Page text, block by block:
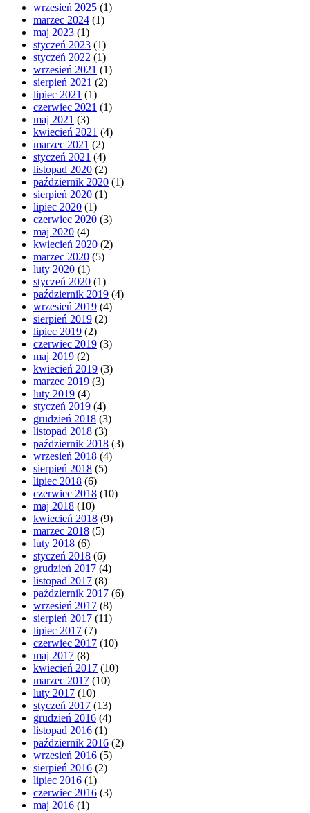
wrzesień 2025 (1)
marzec 2024 (1)
maj 2023 (1)
styczeń 2023 (1)
styczeń 2022 (1)
wrzesień 2021 (1)
sierpień 2021 (2)
lipiec 2021 (1)
czerwiec 2021 (1)
maj 2021 (3)
kwiecień 2021 (4)
marzec 2021 (2)
styczeń 2021 (4)
listopad 2020 (2)
październik 2020 (1)
sierpień 2020 (1)
lipiec 2020 (1)
czerwiec 2020 (3)
maj 2020 (4)
kwiecień 2020 (2)
marzec 2020 (5)
luty 2020 (1)
styczeń 2020 (1)
październik 2019 (4)
wrzesień 2019 (4)
sierpień 2019 (2)
lipiec 2019 (2)
czerwiec 2019 (3)
maj 2019 (2)
kwiecień 2019 (3)
marzec 2019 (3)
luty 2019 (4)
styczeń 2019 (4)
grudzień 2018 (3)
listopad 2018 (3)
październik 2018 (3)
wrzesień 2018 (4)
sierpień 2018 (5)
lipiec 2018 (6)
czerwiec 2018 (10)
maj 2018 (10)
kwiecień 2018 (9)
marzec 2018 (5)
luty 2018 (6)
styczeń 2018 (6)
grudzień 2017 (4)
listopad 2017 (8)
październik 2017 (6)
wrzesień 2017 (8)
sierpień 2017 (11)
lipiec 2017 (7)
czerwiec 2017 (10)
maj 2017 (8)
kwiecień 2017 (10)
marzec 2017 (10)
luty 2017 (10)
styczeń 2017 (13)
grudzień 2016 (4)
listopad 2016 (1)
październik 2016 (2)
wrzesień 2016 (5)
sierpień 2016 (2)
lipiec 2016 (1)
czerwiec 2016 (3)
maj 2016 (1)